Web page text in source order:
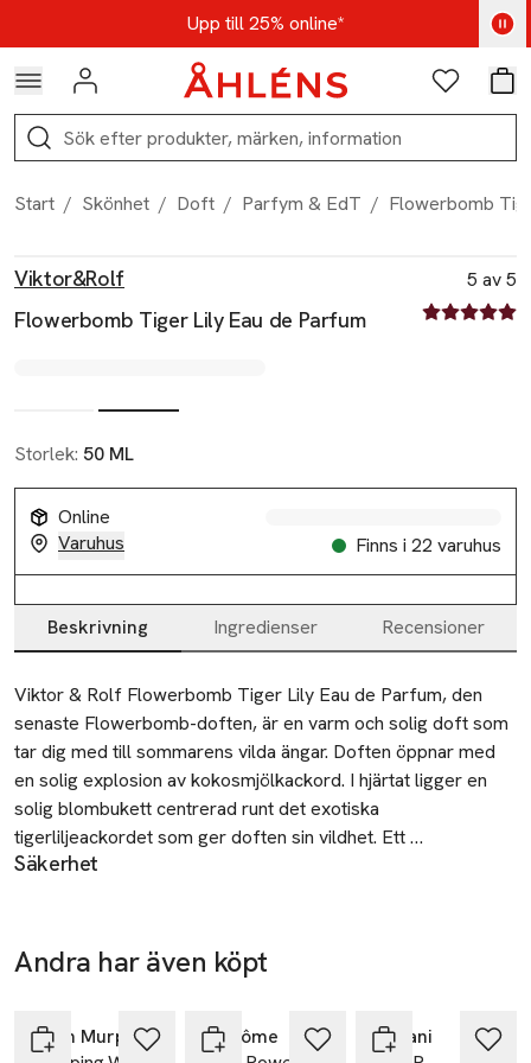
Hoppa till navigationsmenynUpp till 25% online*
Kod: AUG25 - Shoppa nu
Logga in Favoriter
Sök
Start / Skönhet / Doft / Parfym & EdT / Flowerbomb
Viktor&Rolf
Flowerbomb Tiger Lily Eau de Parfum
5 av 5
5 av fem
Storlek: 50 ML
Online
Varuhus
Finns i 22 varuhus
Beskrivning Ingredienser Recensioner
Beskrivning
Viktor & Rolf Flowerbomb Tiger Lily Eau de Parfum, den
senaste Flowerbomb-doften, är en varm och solig doft som
tar dig med till sommarens vilda ängar. Doften öppnar med
en solig explosion av kokosmjölkackord. I hjärtat ligger en
solig blombukett centrerad runt det exotiska
tigerliljeackordet som ger doften sin vildhet. Ett
beroendeframkallande mangoackord omsluter den varma
kvinna som ryter i all sin prakt och omfamnar sin sensuella
kvinnlighet. Med Flowerbomb-kollektionen är din blomma din
tigerliljans kraft – en symbol för självförtroende – och låter
Säkerhet
ANDRA VÄRMEKÄLLOR. UNDVIK ATT SPRAYA MOT
ÖGONEN.
Tillverkare
L'Oreal LPD
Andra har även köpt
Kevin Murphy
Lancôme
Armani